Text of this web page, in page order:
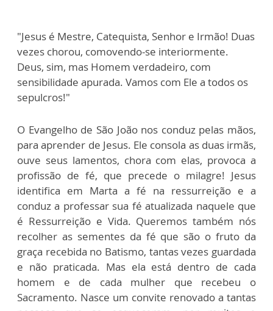
"Jesus é Mestre, Catequista, Senhor e Irmão! Duas
vezes chorou, comovendo-se interiormente.
Deus, sim, mas Homem verdadeiro, com
sensibilidade apurada. Vamos com Ele a todos os
sepulcros!"
O Evangelho de São João nos conduz pelas mãos,
para aprender de Jesus. Ele consola as duas irmãs,
ouve seus lamentos, chora com elas, provoca a
profissão de fé, que precede o milagre! Jesus
identifica em Marta a fé na ressurreição e a
conduz a professar sua fé atualizada naquele que
é Ressurreição e Vida. Queremos também nós
recolher as sementes da fé que são o fruto da
graça recebida no Batismo, tantas vezes guardada
e não praticada. Mas ela está dentro de cada
homem e de cada mulher que recebeu o
Sacramento. Nasce um convite renovado a tantas